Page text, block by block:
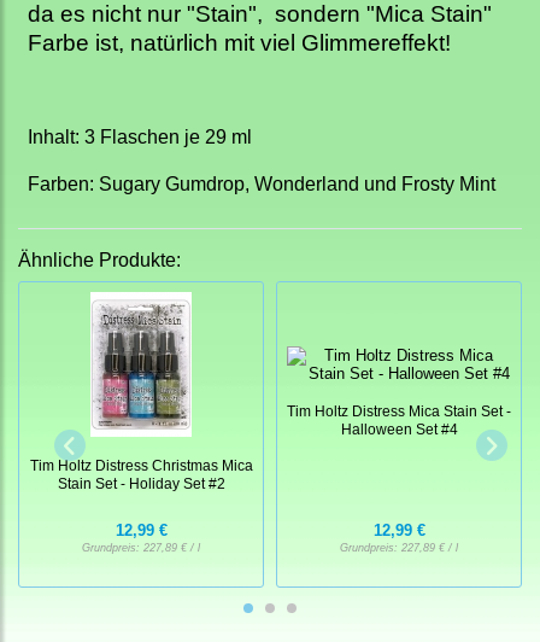
da es nicht nur "Stain", sondern "Mica Stain"
Farbe ist, natürlich mit viel Glimmereffekt!
Inhalt: 3 Flaschen je 29 ml
Farben: Sugary Gumdrop, Wonderland und Frosty Mint
Ähnliche Produkte:
Tim Holtz Distress Christmas Mica
Stain Set - Holiday Set #2
12,99 €
Grundpreis: 227,89 € / l
Tim Holtz Distress Mica Stain Set -
Halloween Set #4
12,99 €
Grundpreis: 227,89 € / l